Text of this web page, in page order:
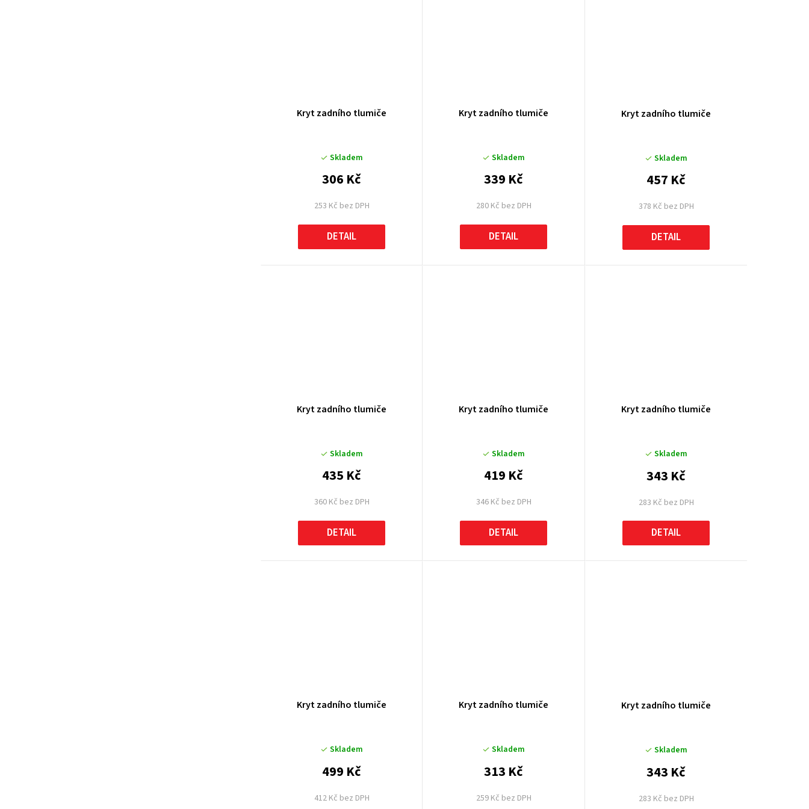
Kryt zadního tlumiče
Skladem
253 Kč bez DPH
306 Kč
DETAIL
Kryt zadního tlumiče
Skladem
280 Kč bez DPH
339 Kč
DETAIL
Kryt zadního tlumiče
Skladem
378 Kč bez DPH
457 Kč
DETAIL
Kryt zadního tlumiče
Skladem
360 Kč bez DPH
435 Kč
DETAIL
Kryt zadního tlumiče
Skladem
346 Kč bez DPH
419 Kč
DETAIL
Kryt zadního tlumiče
Skladem
283 Kč bez DPH
343 Kč
DETAIL
Kryt zadního tlumiče
Skladem
412 Kč bez DPH
499 Kč
Kryt zadního tlumiče
Skladem
259 Kč bez DPH
313 Kč
Kryt zadního tlumiče
Skladem
283 Kč bez DPH
343 Kč